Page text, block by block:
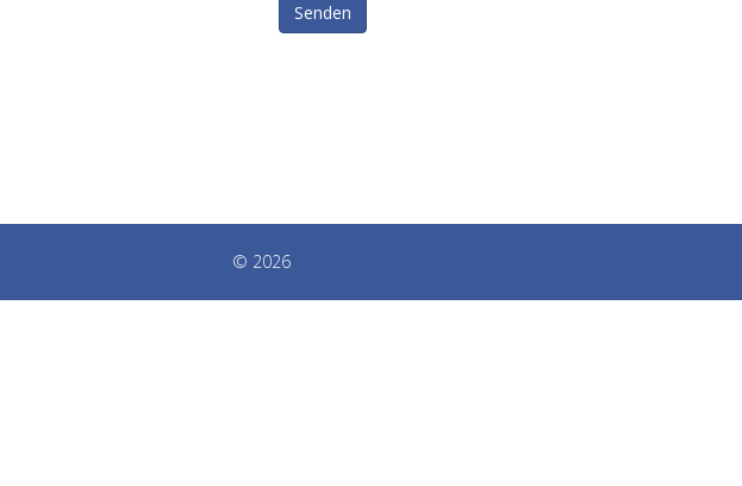
Senden
© 2026